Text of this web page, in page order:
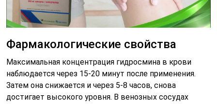
Фармакологические свойства
Максимальная концентрация гидросмина в крови
наблюдается через 15-20 минут после применения.
Затем она снижается и через 5-8 часов, снова
достигает высокого уровня. В венозных сосудах